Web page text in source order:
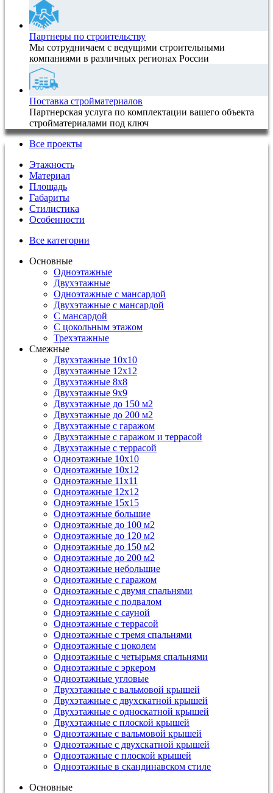
Партнеры по строительству
Мы сотрудничаем с ведущими строительными
компаниями в различных регионах России
Поставка стройматериалов
Партнерская услуга по комплектации вашего объекта
стройматериалами под ключ
Все проекты
Этажность
Материал
Площадь
Габариты
Стилистика
Особенности
Все категории
Основные
Одноэтажные
Двухэтажные
Одноэтажные с мансардой
Двухэтажные с мансардой
С мансардой
С цокольным этажом
Трехэтажные
Смежные
Двухэтажные 10х10
Двухэтажные 12х12
Двухэтажные 8х8
Двухэтажные 9х9
Двухэтажные до 150 м2
Двухэтажные до 200 м2
Двухэтажные с гаражом
Двухэтажные с гаражом и террасой
Двухэтажные с террасой
Одноэтажные 10х10
Одноэтажные 10х12
Одноэтажные 11х11
Одноэтажные 12х12
Одноэтажные 15х15
Одноэтажные большие
Одноэтажные до 100 м2
Одноэтажные до 120 м2
Одноэтажные до 150 м2
Одноэтажные до 200 м2
Одноэтажные небольшие
Одноэтажные с гаражом
Одноэтажные с двумя спальнями
Одноэтажные с подвалом
Одноэтажные с сауной
Одноэтажные с террасой
Одноэтажные с тремя спальнями
Одноэтажные с цоколем
Одноэтажные с четырьмя спальнями
Одноэтажные с эркером
Одноэтажные угловые
Двухэтажные с вальмовой крышей
Двухэтажные с двухскатной крышей
Двухэтажные с односкатной крышей
Двухэтажные с плоской крышей
Одноэтажные с вальмовой крышей
Одноэтажные с двухскатной крышей
Одноэтажные с плоской крышей
Одноэтажные в скандинавском стиле
Основные